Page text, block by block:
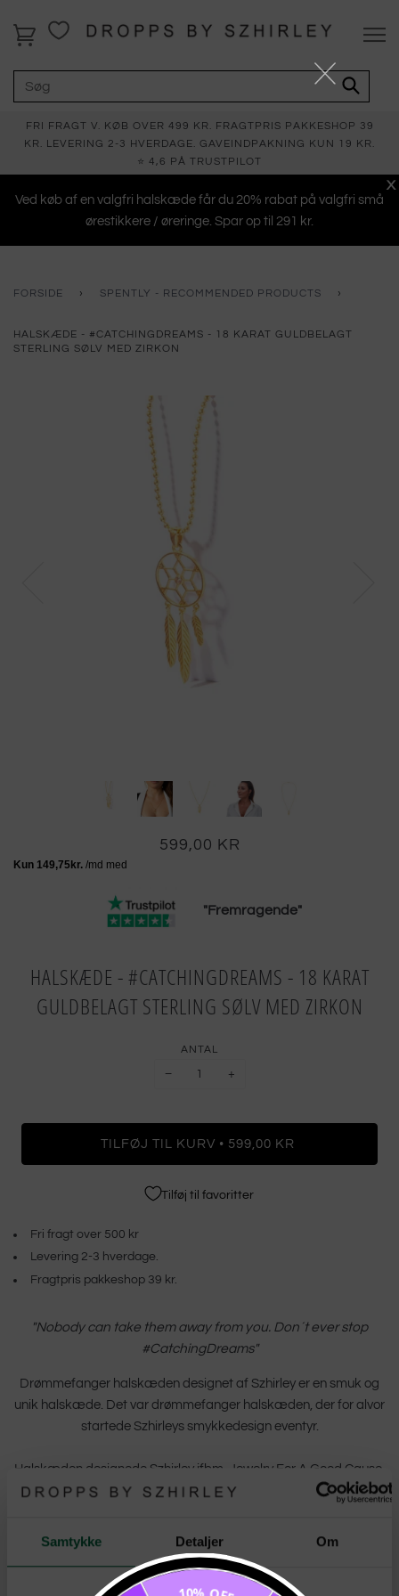
Samtykke Detaljer Om
FRI FRAGT V. KØB OVER 499 KR. FRAGTPRIS PAKKESHOP 39
KR. LEVERING 2-3 HVERDAGE. GAVEINDPAKNING KUN 19 KR.
⭐ 4,6 PÅ TRUSTPILOT
X
Ved køb af en valgfri halskæde får du 20% rabat på valgfri små
ørestikkere / øreringe. Spar op til 291 kr.
FORSIDE › SPENTLY - RECOMMENDED PRODUCTS ›
HALSKÆDE - #CATCHINGDREAMS - 18 KARAT GULDBELAGT
STERLING SØLV MED ZIRKON
599,00 KR
"Fremragende"
HALSKÆDE - #CATCHINGDREAMS - 18 KARAT
GULDBELAGT STERLING SØLV MED ZIRKON
ANTAL
− +
TILFØJ TIL KURV • 599,00 KR
Tilføj til favoritter
Fri fragt over 500 kr
Levering 2-3 hverdage.
Fragtpris pakkeshop 39 kr.
"Nobody can take them away from you. Don´t ever stop
#CatchingDreams"
Drømmefanger halskæden designet af Szhirley er en smuk og
unik halskæde. Det var drømmefanger halskæden, der for alvor
startede Szhirleys smykkedesign eventyr.
Halskæden designede Szhirley ifbm. Jewelry For A Good Cause,
som hvert år får gæstedesignere til at designe et smykke, hvor
Szhirley valgte Børnehjælpsdagen, som hun, efter kun få